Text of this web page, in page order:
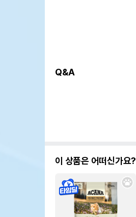
Q&A
이 상품은 어떠신가요?